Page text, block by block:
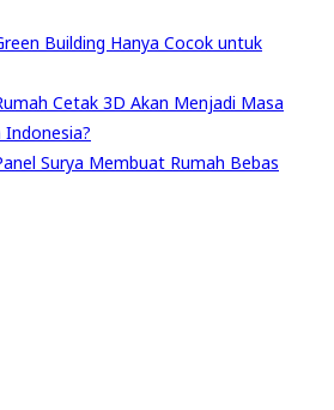
Building Hanya Cocok untuk
Cetak 3D Akan Menjadi Masa
Indonesia?
Surya Membuat Rumah Bebas